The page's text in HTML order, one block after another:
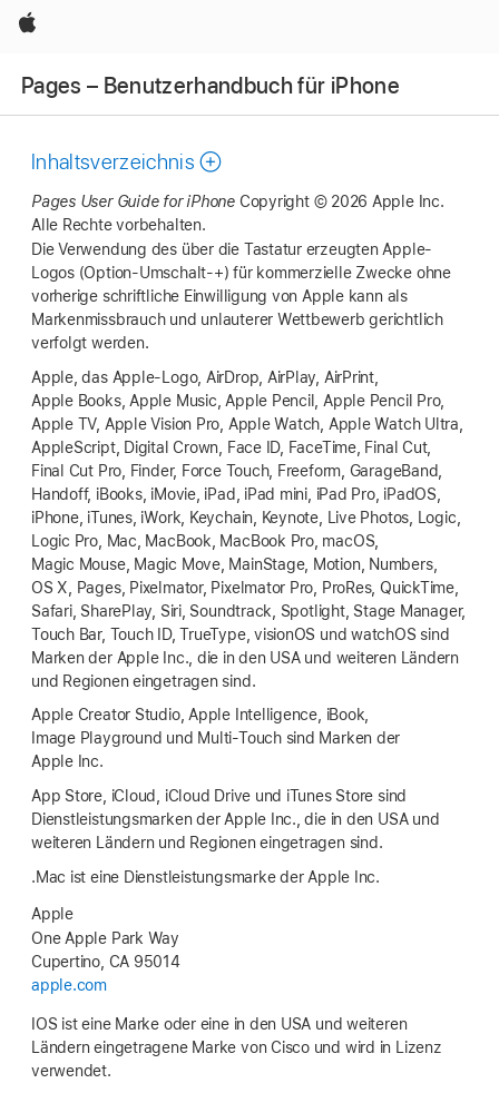
Apple
Pages – Benutzerhandbuch für iPhone
Inhaltsverzeichnis
Pages User Guide for iPhone Copyright © 2026 Apple Inc.
Alle Rechte vorbehalten.
Die Verwendung des über die Tastatur erzeugten Apple-
Logos (Option-Umschalt-+) für kommerzielle Zwecke ohne
vorherige schriftliche Einwilligung von Apple kann als
Markenmissbrauch und unlauterer Wettbewerb gerichtlich
verfolgt werden.
Apple, das Apple-Logo, AirDrop, AirPlay, AirPrint,
Apple Books, Apple Music, Apple Pencil, Apple Pencil Pro,
Apple TV, Apple Vision Pro, Apple Watch, Apple Watch Ultra,
AppleScript, Digital Crown, Face ID, FaceTime, Final Cut,
Final Cut Pro, Finder, Force Touch, Freeform, GarageBand,
Handoff, iBooks, iMovie, iPad, iPad mini, iPad Pro, iPadOS,
iPhone, iTunes, iWork, Keychain, Keynote, Live Photos, Logic,
Logic Pro, Mac, MacBook, MacBook Pro, macOS,
Magic Mouse, Magic Move, MainStage, Motion, Numbers,
OS X, Pages, Pixelmator, Pixelmator Pro, ProRes, QuickTime,
Safari, SharePlay, Siri, Soundtrack, Spotlight, Stage Manager,
Touch Bar, Touch ID, TrueType, visionOS und watchOS sind
Marken der Apple Inc., die in den USA und weiteren Ländern
und Regionen eingetragen sind.
Apple Creator Studio, Apple Intelligence, iBook,
Image Playground und Multi-Touch sind Marken der
Apple Inc.
App Store, iCloud, iCloud Drive und iTunes Store sind
Dienstleistungsmarken der Apple Inc., die in den USA und
weiteren Ländern und Regionen eingetragen sind.
.Mac ist eine Dienstleistungsmarke der Apple Inc.
Apple
One Apple Park Way
Cupertino, CA 95014
apple.com
IOS ist eine Marke oder eine in den USA und weiteren
Ländern eingetragene Marke von Cisco und wird in Lizenz
verwendet.